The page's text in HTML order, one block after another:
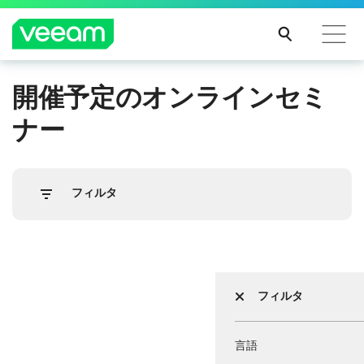
CrowdStrikeのコンテンツ更新によって影響を受け
るお客様向けのVeeamのガイダンス
続き
開催予定のオンラインセミ
ナー
フィルタ
フィルタ
言語